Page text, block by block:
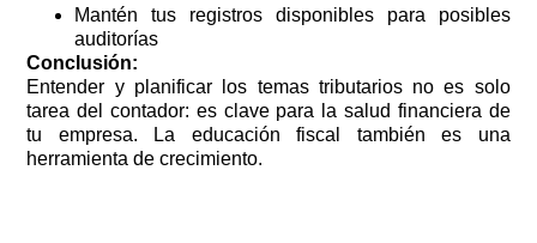
Mantén tus registros disponibles para posibles
auditorías
Conclusión:
Entender y planificar los temas tributarios no es solo
tarea del contador: es clave para la salud financiera de
tu empresa. La educación fiscal también es una
herramienta de crecimiento.